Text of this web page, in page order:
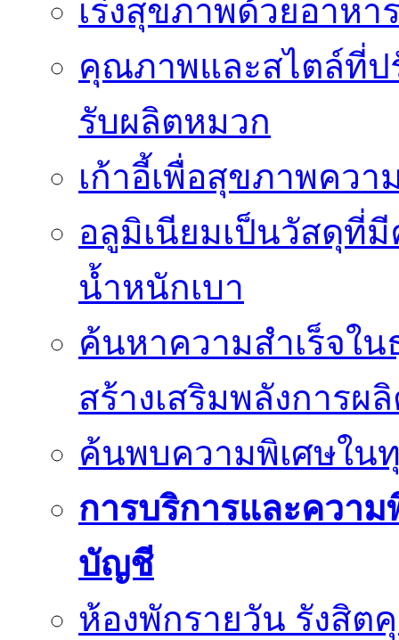
เร่งสุขภาพด้วยอาหา
คุณภาพและสไตล์ที่ป
รับผลิตหมวก
เก้าอี้เพื่อสุขภาพคว
อลูมิเนียมเป็นวัสดุที่
น้ำหนักเบา
ค้นหาความสำเร็จใน
สร้างเสริมพลังการผ
ค้นพบความพิเศษใ
การบริการและควา
บัญชี
ห้องพักรายวัน รังสิ